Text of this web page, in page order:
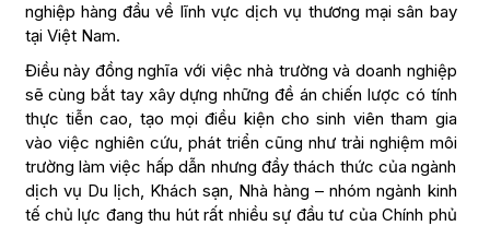
nghiệp hàng đầu về lĩnh vực dịch vụ thương mại sân bay
tại Việt Nam.
Điều này đồng nghĩa với việc nhà trường và doanh nghiệp
sẽ cùng bắt tay xây dựng những đề án chiến lược có tính
thực tiễn cao, tạo mọi điều kiện cho sinh viên tham gia
vào việc nghiên cứu, phát triển cũng như trải nghiệm môi
trường làm việc hấp dẫn nhưng đầy thách thức của ngành
dịch vụ Du lịch, Khách sạn, Nhà hàng – nhóm ngành kinh
tế chủ lực đang thu hút rất nhiều sự đầu tư của Chính phủ